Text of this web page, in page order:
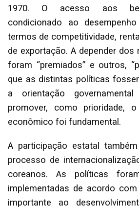
1970. O acesso aos
condicionado ao
termos de competitividade,
de exportação. A depender dos
foram “premiados” e outros,
que as distintas políticas
a orientação
promover, como prioridade, o
econômico foi fundamental.
A participação estatal
processo de
coreanos. As políticas
implementadas de acordo
importante ao